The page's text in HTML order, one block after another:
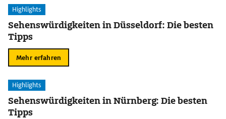
Highlights
Sehenswürdigkeiten in Düsseldorf: Die besten
Tipps
Mehr erfahren
Highlights
Sehenswürdigkeiten in Nürnberg: Die besten
Tipps